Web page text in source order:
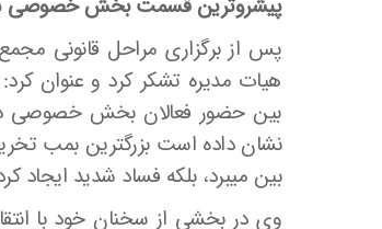
پیشروترین قسمت بخش خصوصی
پس از برگزاری مراحل قانونی
هیات مدیره تشکر کرد و عنوان
بین حضور فعالان بخش خصوصی در
نشان داده است بزرگترین بمب
بین می­برد، بلکه فساد شدید ایجاد
وی در بخشی از سخنان خود با